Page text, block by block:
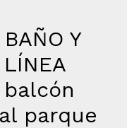
Y
balcón
parque